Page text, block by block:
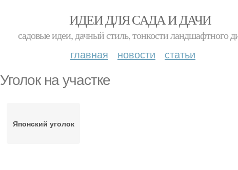
ИДЕИ ДЛЯ САДА И ДАЧИ
садовые идеи, дачный стиль, тонкости ландшафтного
главная новости статьи
Уголок на участке
Японский уголок